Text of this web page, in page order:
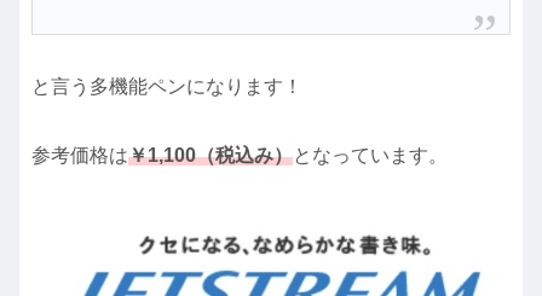
と言う多機能ペンになります！
参考価格は￥1,100（税込み）となっています。